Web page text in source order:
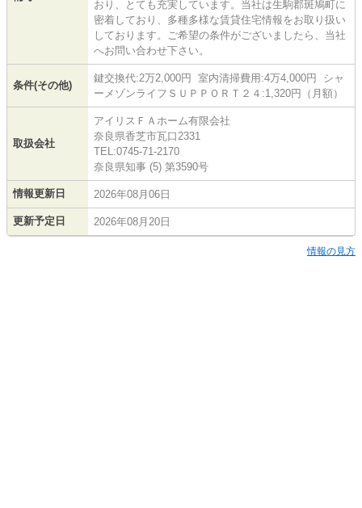
おり、とても充実しています。当社は生駒郡斑鳩町に
密着しており、多種多様な賃貸住宅情報をお取り扱い
しております。ご希望の条件がございましたら、当社
へお問い合わせ下さい。
条件(その他)
鍵交換代:2万2,000円 室内清掃費用:4万4,000円 シャ
ーメゾンライフＳＵＰＰＯＲＴ２４:1,320円（月額）
取扱会社
アイリスＦＡホーム有限会社
奈良県香芝市瓦口2331
TEL:0745-71-2170
奈良県知事 (5) 第3590号
情報更新日 2026年08月06日
更新予定日 2026年08月20日
情報の見方